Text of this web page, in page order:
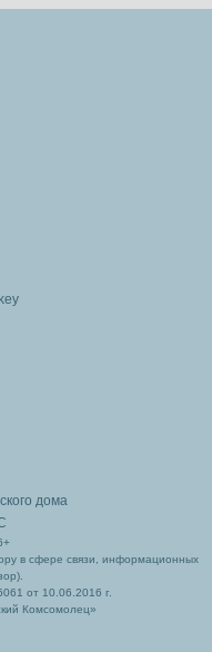
дома
в сфере связи, информационных
от 10.06.2016 г.
Комсомолец»